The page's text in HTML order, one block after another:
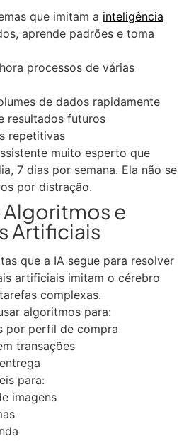
que imitam a inteligência
aprende padrões e toma
processos de várias
de dados rapidamente
resultados futuros
repetitivas
muito esperto que
7 dias por semana. Ela não se
por distração.
e
Artificiais
que a IA segue para resolver
artificiais imitam o cérebro
complexas.
algoritmos para:
por perfil de compra
transações
para:
imagens